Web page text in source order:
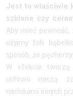
Jest to właściwie
szklane czy
Aby mieć
użyjmy folii
sposób, że
W efekcie tworzą
uchroni naszą
naciskami innych